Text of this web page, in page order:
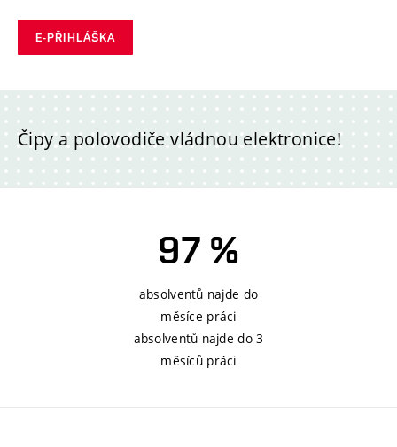
E-PŘIHLÁŠKA
Čipy a polovodiče vládnou elektronice!
97 %
absolventů najde do
měsíce práci
absolventů najde do 3
měsíců práci